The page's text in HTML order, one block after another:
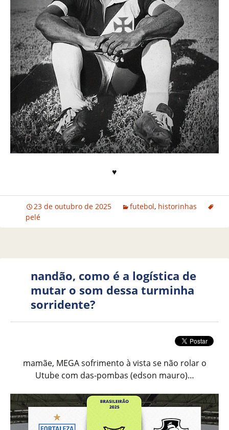
♥
23 de outubro de 2025 futebol, historinhas
pelé
nandão, como é a logística de
mutar o som dessa turminha
sorridente?
mamãe, MEGA sofrimento à vista se não rolar o
Utube com das-pombas (edson mauro)…